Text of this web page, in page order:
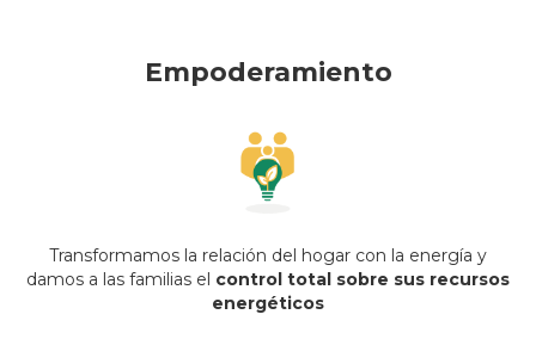
Empoderamiento
Transformamos la relación del hogar con la energía y
damos a las familias el control total sobre sus recursos
energéticos